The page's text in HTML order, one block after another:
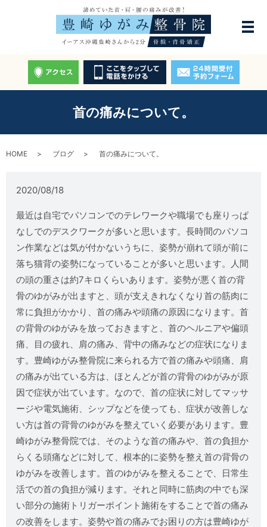
首の痛みについて。
HOME ブログ 首の痛みについて。
2020/08/18
最近は自宅でパソコンでのテレワークや職場でも座りっぱ
なしでのデスクワークが多いと思います。長時間のパソコ
ン作業などは気が付かないうちに、姿勢が崩れて頭が前に
落ち猫背の姿勢になっていることが多いと思います。人間
の頭の重さは約7キロくらいあります。姿勢が悪く首の背
骨のゆがみが出ますと、頭が支えきれなくなり首の筋肉に
常に負担がかかり、首の痛みや頭痛の原因になります。首
の背骨のゆがみを放っておきますと、首のヘルニアや偏頭
痛、目の疲れ、肩の痛み、背中の痛みなどの症状になりま
す。豊崎ゆがみ整骨院に来られる方で首の痛みや頭痛、肩
の痛みが出ている方は、ほとんどが首の背骨のゆがみが原
因で症状が出ています。なので、首の症状に対してマッサ
ージや電気施術、シップなどを使っても、症状が改善しな
い方は首の背骨のゆがみを整えていく必要があります。豊
崎ゆがみ整骨院では、そのような首の痛みや、首の負担か
らくる頭痛などに対して、根本的に姿勢を整え首の背骨の
ゆがみを改善します。首のゆがみを整えることで、日常生
活での首の負担が減ります。それと同時に筋肉の中でも深
い部分の施術トリガーポイント施術をすることで首の痛み
の改善をします。姿勢や首の痛みでお困りの方は豊崎ゆが